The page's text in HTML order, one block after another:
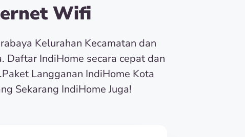
Wifi
Kelurahan Kecamatan dan
Daftar IndiHome secara cepat dan
Langganan IndiHome Kota
Sekarang IndiHome Juga!